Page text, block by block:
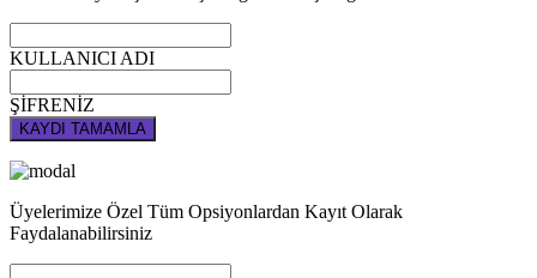
KULLANICI ADI
ŞİFRENİZ
KAYDI TAMAMLA
Üyelerimize Özel Tüm Opsiyonlardan Kayıt Olarak
Faydalanabilirsiniz